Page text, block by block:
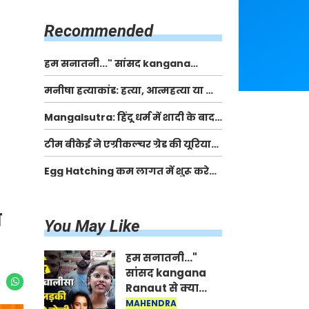
Recommended
हम सनातनी..." सांसद kangana
Ranaut से क्या बोली लड़की? Viral
Jantar-Mantar | CJP protest
मनीषा हत्याकांड: हत्या, आत्महत्या या कोई बड़ा राज?
| Full Story | Josh Haryana
Mangalsutra: हिंदू धर्म में शादी के बाद
मंगलसूत्र क्यों पहनती है महिलाएं, किसने
शुरु की ये परंपरा
टीम बीकेई ने एग्रीकल्चर ग्रेड की यूरिया
खाद गट्टों में बदलकर टेक्निकल ग्रेड में
बेचने वालों पर करवाई कार्रवाई:
Egg Hatching कम लागत में शुरू करे
You May Like
हम सनातनी..."
सांसद kangana
Ranaut से क्या
बोली लड़की? Viral
MAHENDRA